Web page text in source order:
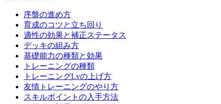
序盤の進め方
育成のコツと立ち回り
適性の効果と補正ステータス
デッキの組み方
基礎能力の種類と効果
トレーニングの種類
トレーニングLvの上げ方
友情トレーニングのやり方
スキルポイントの入手方法